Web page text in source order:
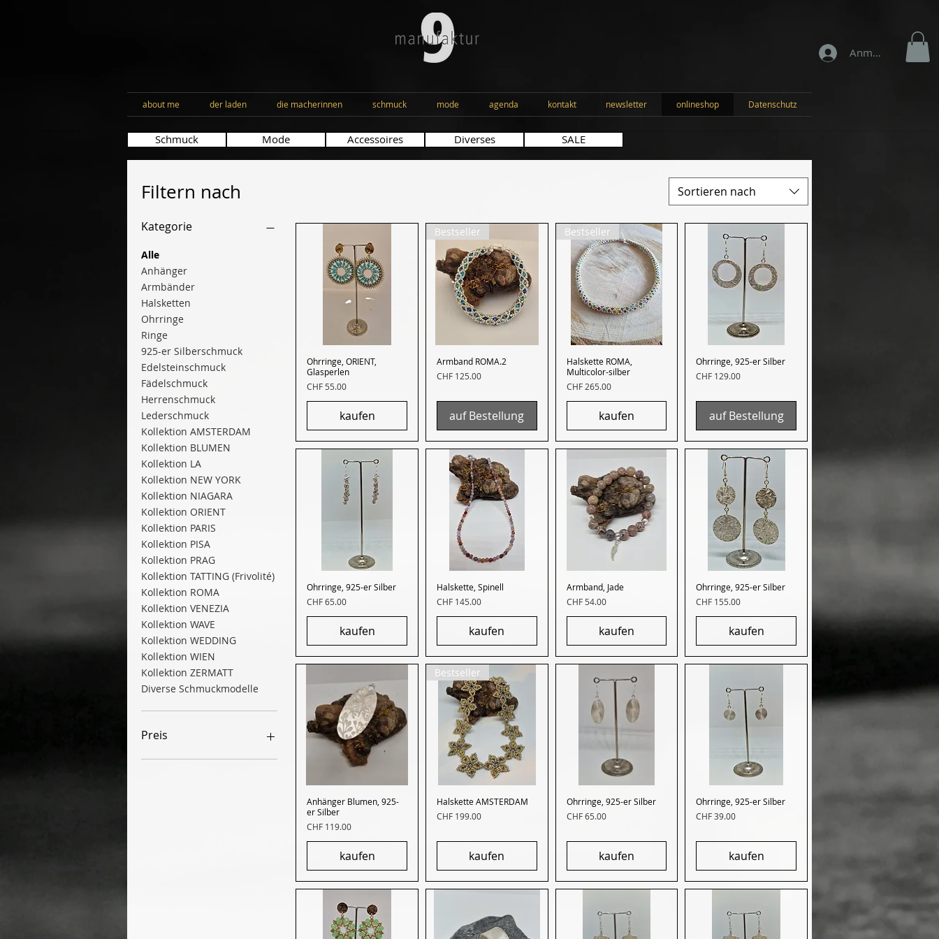
Anmelden
about me der laden die macherinnen schmuck mode agenda kontakt newsletter onlineshop Datenschutz
Schmuck Mode Accessoires Diverses SALE
Filtern nach
Kategorie
Alle
Anhänger
Armbänder
Halsketten
Ohrringe
Ringe
925-er Silberschmuck
Edelsteinschmuck
Fädelschmuck
Herrenschmuck
Lederschmuck
Kollektion AMSTERDAM
Kollektion BLUMEN
Kollektion LA
Kollektion NEW YORK
Kollektion NIAGARA
Kollektion ORIENT
Kollektion PARIS
Kollektion PISA
Kollektion PRAG
Kollektion TATTING (Frivolité)
Kollektion ROMA
Kollektion VENEZIA
Kollektion WAVE
Kollektion WEDDING
Kollektion WIEN
Kollektion ZERMATT
Diverse Schmuckmodelle
Preis
Sortieren nach
Schnellansicht
Ohrringe, ORIENT,
Glasperlen
Preis
CHF 55.00
kaufen
Schnellansicht
Bestseller
Armband ROMA.2
Preis
CHF 125.00
auf Bestellung
Schnellansicht
Bestseller
Halskette ROMA,
Multicolor-silber
Preis
CHF 265.00
kaufen
Schnellansicht
Ohrringe, 925-er Silber
Preis
CHF 129.00
auf Bestellung
Schnellansicht
Ohrringe, 925-er Silber
Preis
CHF 65.00
kaufen
Schnellansicht
Halskette, Spinell
Preis
CHF 145.00
kaufen
Schnellansicht
Armband, Jade
Preis
CHF 54.00
kaufen
Schnellansicht
Ohrringe, 925-er Silber
Preis
CHF 155.00
kaufen
Schnellansicht
Anhänger Blumen, 925-
er Silber
Preis
CHF 119.00
kaufen
Schnellansicht
Bestseller
Halskette AMSTERDAM
Preis
CHF 199.00
kaufen
Schnellansicht
Ohrringe, 925-er Silber
Preis
CHF 65.00
kaufen
Schnellansicht
Ohrringe, 925-er Silber
Preis
CHF 39.00
kaufen